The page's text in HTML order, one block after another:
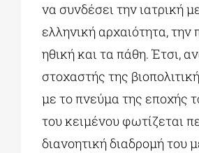
να συνδέσει την ιατρική
ελληνική αρχαιότητα, την
ηθική και τα πάθη. Έτσι,
στοχαστής της
με το πνεύμα της εποχής
του κειμένου φωτίζεται
διανοητική διαδρομή του